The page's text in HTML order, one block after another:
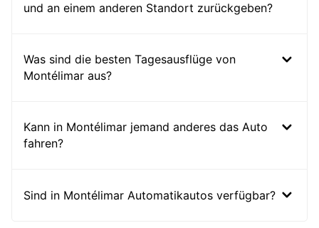
und an einem anderen Standort zurückgeben?
Was sind die besten Tagesausflüge von
Montélimar aus?
Kann in Montélimar jemand anderes das Auto
fahren?
Sind in Montélimar Automatikautos verfügbar?